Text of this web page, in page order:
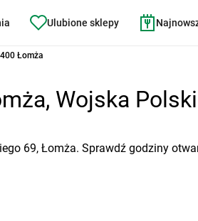
Ulubione sklepy
Łomża
Wojska
69, Łomża. Sprawdź godziny